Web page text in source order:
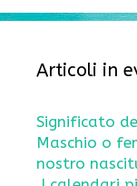
Articoli in
Significato
Maschio o
nostro